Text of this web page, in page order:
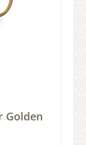
Golden